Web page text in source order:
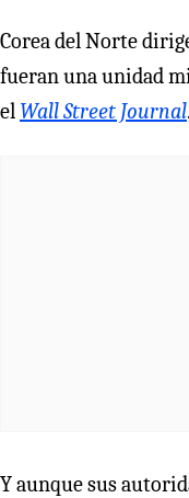
Corea del Norte
fueran una unidad
el Wall Street Journal.
Y aunque sus